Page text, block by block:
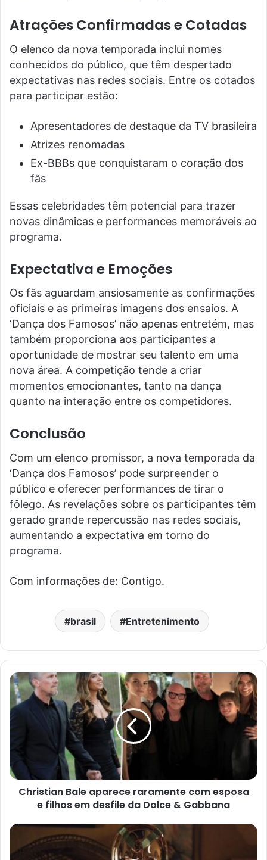
Atrações Confirmadas e Cotadas
O elenco da nova temporada inclui nomes
conhecidos do público, que têm despertado
expectativas nas redes sociais. Entre os cotados
para participar estão:
Apresentadores de destaque da TV brasileira
Atrizes renomadas
Ex-BBBs que conquistaram o coração dos
fãs
Essas celebridades têm potencial para trazer
novas dinâmicas e performances memoráveis ao
programa.
Expectativa e Emoções
Os fãs aguardam ansiosamente as confirmações
oficiais e as primeiras imagens dos ensaios. A
‘Dança dos Famosos’ não apenas entretém, mas
também proporciona aos participantes a
oportunidade de mostrar seu talento em uma
nova área. A competição tende a criar
momentos emocionantes, tanto na dança
quanto na interação entre os competidores.
Conclusão
Com um elenco promissor, a nova temporada da
‘Dança dos Famosos’ pode surpreender o
público e oferecer performances de tirar o
fôlego. As revelações sobre os participantes têm
gerado grande repercussão nas redes sociais,
aumentando a expectativa em torno do
programa.
Com informações de: Contigo.
brasil Entretenimento
Christian Bale aparece raramente com esposa
e filhos em desfile da Dolce & Gabbana